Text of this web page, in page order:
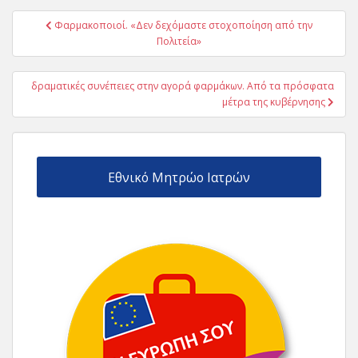
Πλοήγηση
Φαρμακοποιοί. «Δεν δεχόμαστε στοχοποίηση από την
Πολιτεία»
δραματικές συνέπειες στην αγορά φαρμάκων. Από τα πρόσφατα
μέτρα της κυβέρνησης
Εθνικό Μητρώο Ιατρών